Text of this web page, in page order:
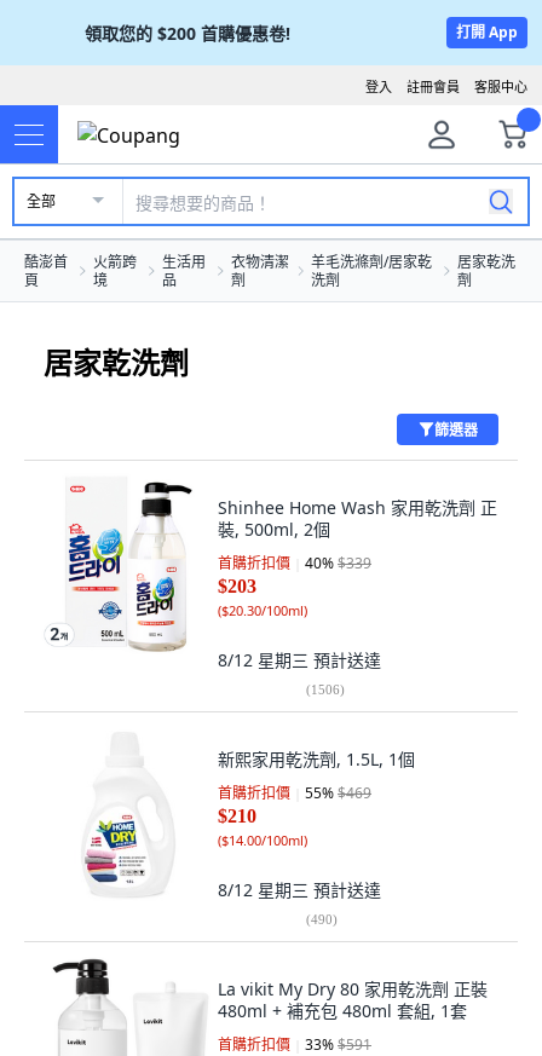
領取您的 $200 首購優惠卷! 打開 App
客服中心
註冊會員
登入
全部
酷澎首
頁
火箭跨
境
生活用
品
衣物清潔
劑
羊毛洗滌劑/居家乾
洗劑
居家乾洗
劑
居家乾洗劑
篩選器
Shinhee Home Wash 家用乾洗劑 正
裝, 500ml, 2個
首購折扣價 40%$339
$203
($20.30/100ml)
8/12 星期三 預計送達
(1506)
新熙家用乾洗劑, 1.5L, 1個
首購折扣價 55%$469
$210
($14.00/100ml)
8/12 星期三 預計送達
(490)
La vikit My Dry 80 家用乾洗劑 正裝
480ml + 補充包 480ml 套組, 1套
首購折扣價 33%$591